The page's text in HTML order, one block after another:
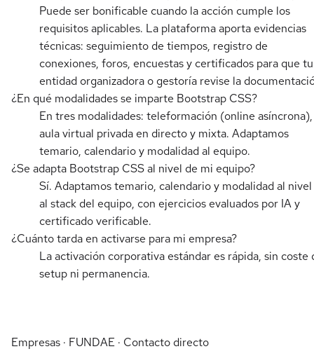
Puede ser bonificable cuando la acción cumple los
requisitos aplicables. La plataforma aporta evidencias
técnicas: seguimiento de tiempos, registro de
conexiones, foros, encuestas y certificados para que tu
entidad organizadora o gestoría revise la
¿En qué modalidades se imparte Bootstrap CSS?
En tres modalidades: teleformación (online asíncrona),
aula virtual privada en directo y mixta. Adaptamos
temario, calendario y modalidad al equipo.
¿Se adapta Bootstrap CSS al nivel de mi equipo?
Sí. Adaptamos temario, calendario y modalidad al
al stack del equipo, con ejercicios evaluados por IA y
certificado verificable.
¿Cuánto tarda en activarse para mi empresa?
La activación corporativa estándar es rápida, sin coste
setup ni permanencia.
Empresas · FUNDAE · Contacto directo